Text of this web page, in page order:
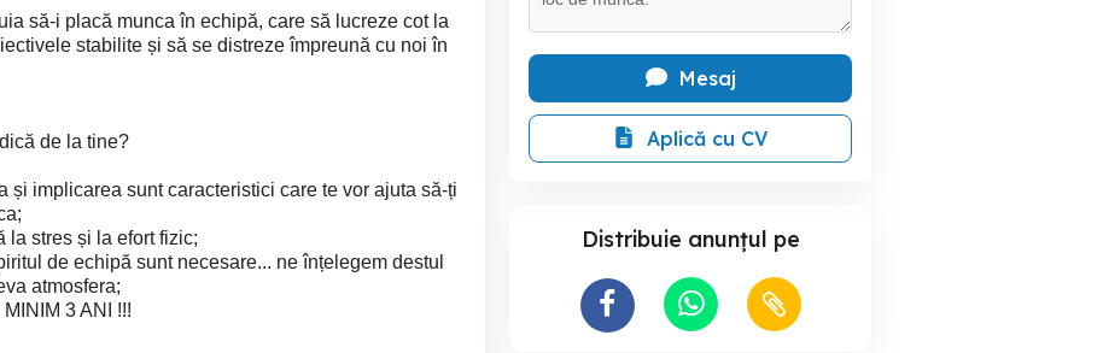
să-i placă munca în echipă, care să lucreze cot la
stabilite și să se distreze împreună cu noi în
de la tine?
și implicarea sunt caracteristici care te vor ajuta să-ți
la stres și la efort fizic;
de echipă sunt necesare... ne înțelegem destul
atmosfera;
3 ANI !!!
Mesaj
Aplică cu CV
Distribuie anunțul pe